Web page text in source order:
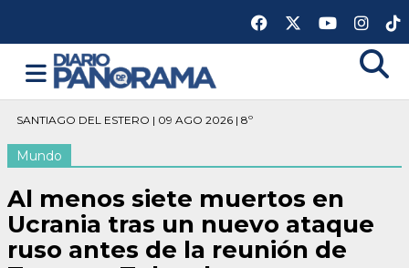
SANTIAGO DEL ESTERO | 09 AGO 2026 | 8º
Mundo
Al menos siete muertos en
Ucrania tras un nuevo ataque
ruso antes de la reunión de